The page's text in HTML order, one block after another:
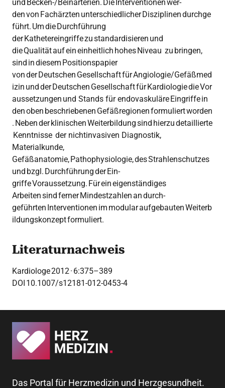
und Becken-/Beinarterien. Die Interventionen wer-
den von Fachärzten unterschiedlicher Disziplinen durchge
führt. Um die Durchführung
der Kathetereingriffe zu standardisieren und
die Qualität auf ein einheitlich hohes Niveau zu bringen,
sind in diesem Positionspapier
von der Deutschen Gesellschaft für Angiologie/Gefäßmed
izin und der Deutschen Gesellschaft für Kardiologie die Vor
aussetzungen und Stands für endovaskuläre Eingriffe in
den oben beschriebenen Gefäßregionen formuliert worden
. Neben der klinischen Weiterbildung sind hierzu detaillierte
Kenntnisse der nichtinvasiven Diagnostik,
Materialkunde,
Gefäßanatomie, Pathophysiologie, des Strahlenschutzes
und bzgl. Durchführung der Ein-
griffe Voraussetzung. Für ein eigenständiges
Arbeiten sind ferner Mindestzahlen an durch-
geführten Interventionen im modular aufgebauten Weiterb
ildungskonzept formuliert.
Literaturnachweis
Kardiologe 2012 · 6:375–389
DOI 10.1007/s12181-012-0453-4
Das Portal für Herzmedizin und Herzgesundheit.